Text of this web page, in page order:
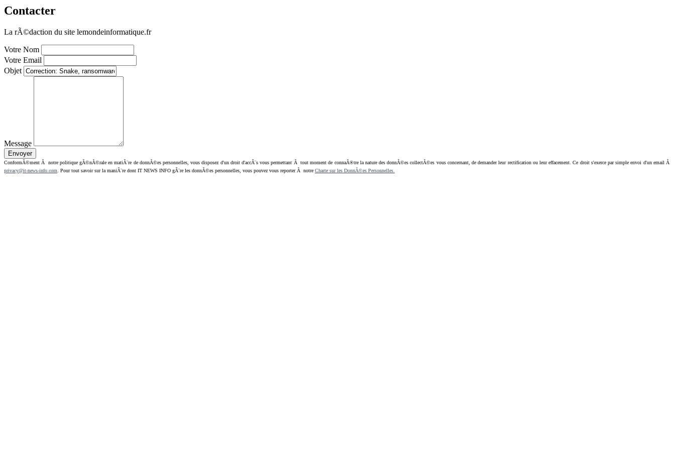
Contacter
La rÃ©daction du site lemondeinformatique.fr
Votre Nom
Votre Email
Objet
Message
ConformÃ©ment Ã notre politique gÃ©nÃ©rale en matiÃ¨re de donnÃ©es personnelles, vous disposez d'un droit d'accÃ¨s vous permettant Ã tout moment de connaÃ®tre la nature des donnÃ©es collectÃ©es vous concernant, de demander leur rectification ou leur effacement. Ce droit s'exerce par simple envoi d'un email Ã
privacy@it-news-info.com . Pour tout savoir sur la maniÃ¨re dont IT NEWS INFO gÃ¨re les donnÃ©es personnelles, vous pouvez vous reporter Ã notre Charte sur les DonnÃ©es Personnelles.